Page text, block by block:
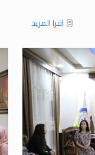
اقرا المزيد